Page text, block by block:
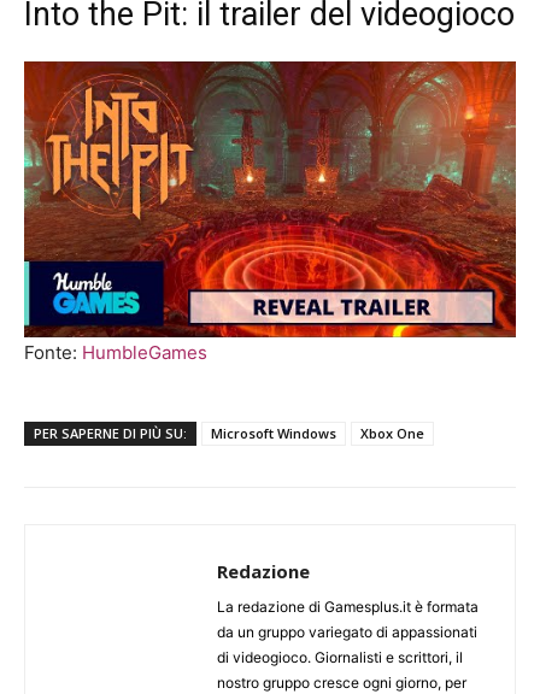
Into the Pit: il trailer del videogioco
Fonte: HumbleGames
PER SAPERNE DI PIÙ SU: Microsoft Windows Xbox One
Redazione
La redazione di Gamesplus.it è formata
da un gruppo variegato di appassionati
di videogioco. Giornalisti e scrittori, il
nostro gruppo cresce ogni giorno, per